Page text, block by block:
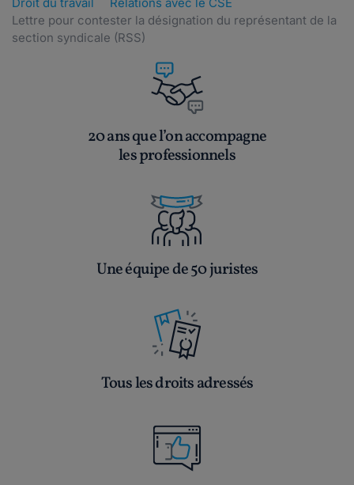
Lettre pour contester la désignation du représentant de la
section syndicale (RSS)
20 ans que l’on accompagne
les professionnels
Une équipe de 50 juristes
Tous les droits adressés